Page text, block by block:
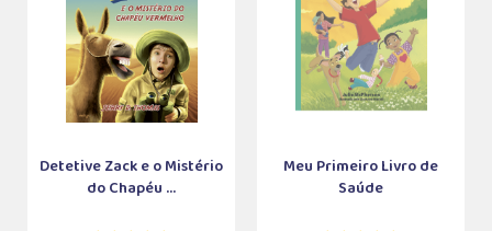
Detetive Zack e o Mistério
do Chapéu ...
Meu Primeiro Livro de
Saúde